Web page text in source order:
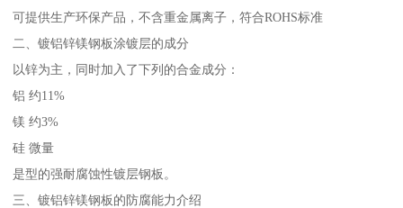
可提供生产环保产品，不含重金属离子，符合ROHS标准
二、镀铝锌镁钢板涂镀层的成分
以锌为主，同时加入了下列的合金成分：
铝 约11%
镁 约3%
硅 微量
是型的强耐腐蚀性镀层钢板。
三、镀铝锌镁钢板的防腐能力介绍